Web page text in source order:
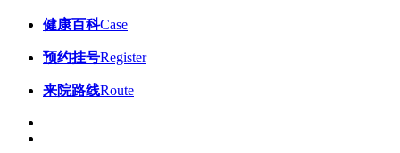
健康百科Case
预约挂号Register
来院路线Route